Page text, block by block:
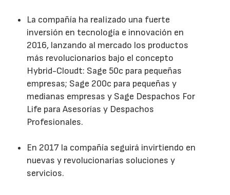
La compañía ha realizado una fuerte
inversión en tecnología e innovación en
2016, lanzando al mercado los productos
más revolucionarios bajo el concepto
Hybrid-Cloudt: Sage 50c para pequeñas
empresas; Sage 200c para pequeñas y
medianas empresas y Sage Despachos For
Life para Asesorías y Despachos
Profesionales.
En 2017 la compañía seguirá invirtiendo en
nuevas y revolucionarias soluciones y
servicios.